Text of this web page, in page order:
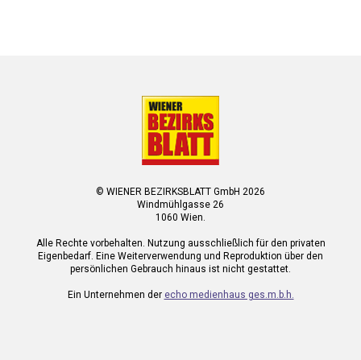
© WIENER BEZIRKSBLATT GmbH 2026
Windmühlgasse 26
1060 Wien.
Alle Rechte vorbehalten. Nutzung ausschließlich für den privaten
Eigenbedarf. Eine Weiterverwendung und Reproduktion über den
persönlichen Gebrauch hinaus ist nicht gestattet.
Ein Unternehmen der echo medienhaus ges.m.b.h.